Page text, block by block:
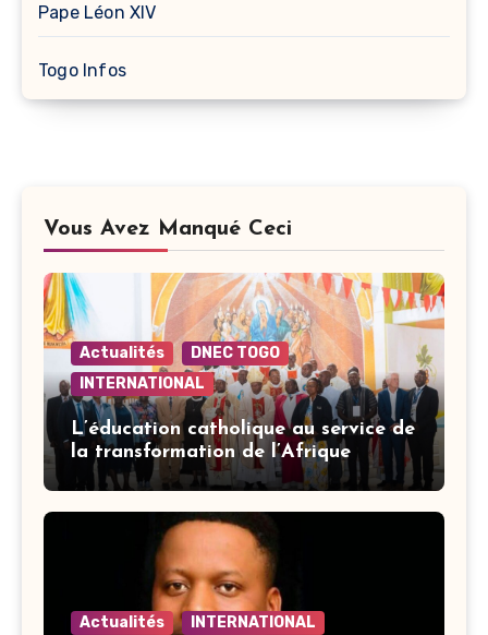
Pape Léon XIV
Togo Infos
Vous Avez Manqué Ceci
Actualités
DNEC TOGO
INTERNATIONAL
L’éducation catholique au service de
la transformation de l’Afrique
Actualités INTERNATIONAL